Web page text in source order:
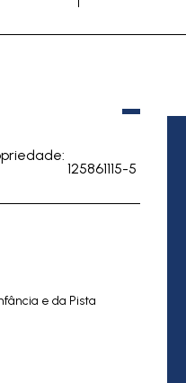
125861115-5
e da Pista